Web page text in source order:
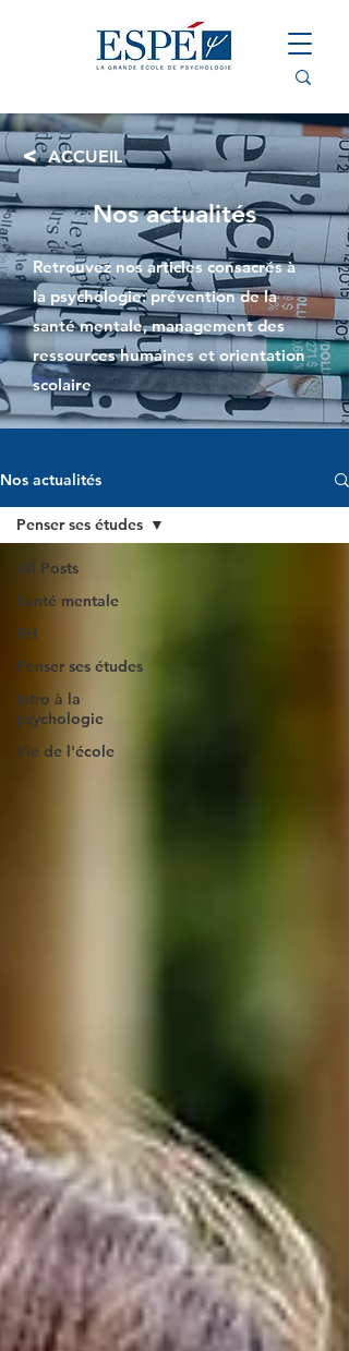
ACCUEIL
<
Nos actualités
Retrouvez nos articles consacrés à
la psychologie: prévention de la
santé mentale, management des
ressources humaines et orientation
scolaire
Nos actualités
All Posts
Santé mentale
RH
Penser ses études
Intro à la
psychologie
Vie de l'école
Penser ses études